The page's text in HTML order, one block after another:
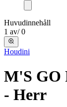
Huvudinnehåll
1 av/ 0
Houdini
M'S GO
- Herr